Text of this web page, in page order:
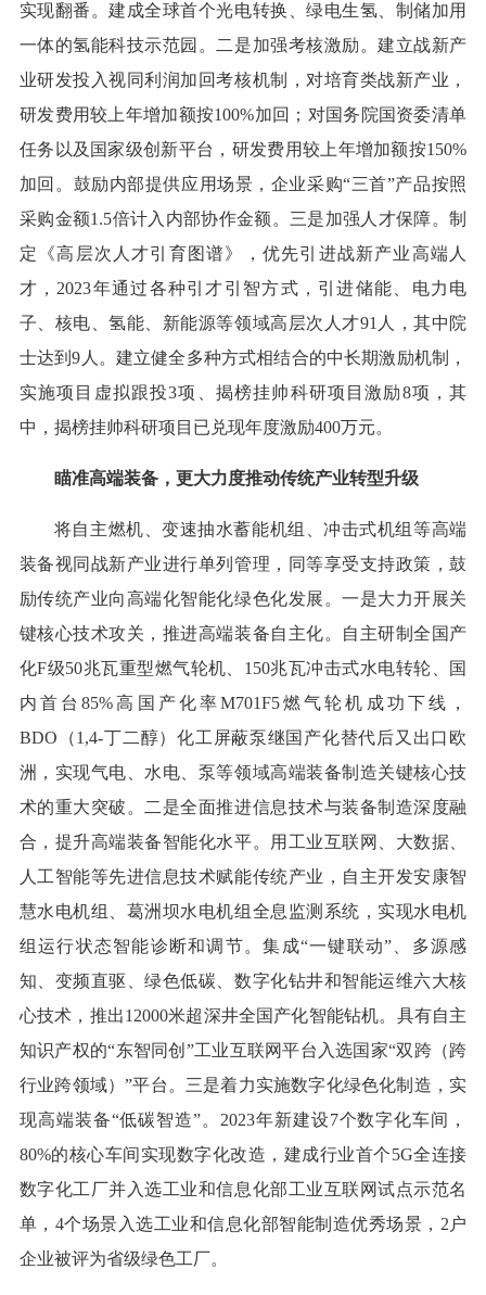
实现翻番。建成全球首个光电转换、绿电生氢、制储加用
一体的氢能科技示范园。二是加强考核激励。建立战新产
业研发投入视同利润加回考核机制，对培育类战新产业，
研发费用较上年增加额按100%加回；对国务院国资委清单
任务以及国家级创新平台，研发费用较上年增加额按150%
加回。鼓励内部提供应用场景，企业采购“三首”产品按照
采购金额1.5倍计入内部协作金额。三是加强人才保障。制
定《高层次人才引育图谱》，优先引进战新产业高端人
才，2023年通过各种引才引智方式，引进储能、电力电
子、核电、氢能、新能源等领域高层次人才91人，其中院
士达到9人。建立健全多种方式相结合的中长期激励机制，
实施项目虚拟跟投3项、揭榜挂帅科研项目激励8项，其
中，揭榜挂帅科研项目已兑现年度激励400万元。
瞄准高端装备，更大力度推动传统产业转型升级
将自主燃机、变速抽水蓄能机组、冲击式机组等高端
装备视同战新产业进行单列管理，同等享受支持政策，鼓
励传统产业向高端化智能化绿色化发展。一是大力开展关
键核心技术攻关，推进高端装备自主化。自主研制全国产
化F级50兆瓦重型燃气轮机、150兆瓦冲击式水电转轮、国
内首台85%高国产化率M701F5燃气轮机成功下线，
BDO（1,4-丁二醇）化工屏蔽泵继国产化替代后又出口欧
洲，实现气电、水电、泵等领域高端装备制造关键核心技
术的重大突破。二是全面推进信息技术与装备制造深度融
合，提升高端装备智能化水平。用工业互联网、大数据、
人工智能等先进信息技术赋能传统产业，自主开发安康智
慧水电机组、葛洲坝水电机组全息监测系统，实现水电机
组运行状态智能诊断和调节。集成“一键联动”、多源感
知、变频直驱、绿色低碳、数字化钻井和智能运维六大核
心技术，推出12000米超深井全国产化智能钻机。具有自主
知识产权的“东智同创”工业互联网平台入选国家“双跨（跨
行业跨领域）”平台。三是着力实施数字化绿色化制造，实
现高端装备“低碳智造”。2023年新建设7个数字化车间，
80%的核心车间实现数字化改造，建成行业首个5G全连接
数字化工厂并入选工业和信息化部工业互联网试点示范名
单，4个场景入选工业和信息化部智能制造优秀场景，2户
企业被评为省级绿色工厂。